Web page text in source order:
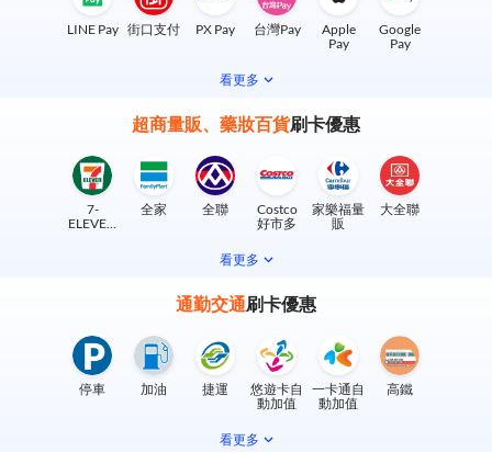
LINE Pay 街口支付 PX Pay 台灣Pay
Apple
Pay
Google
Pay
看更多
超商量販、藥妝百貨刷卡優惠
7-
ELEVEN
全家 全聯
Costco
好市多
家樂福量
販
大全聯
看更多
通勤交通刷卡優惠
停車 加油 捷運
悠遊卡自
動加值
一卡通自
動加值
高鐵
看更多